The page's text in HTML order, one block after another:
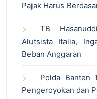
Pajak Harus
TB
Alutsista Italia,
Beban Anggaran
Polda Banten
Pengeroyokan dan